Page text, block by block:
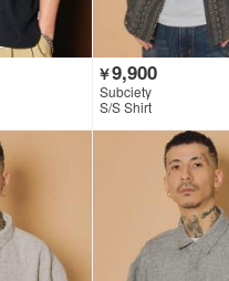
￥9,900
Subciety
S/S Shirt